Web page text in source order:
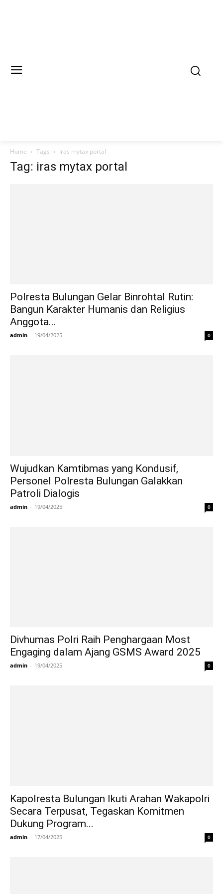
Home Tags Iras mytax portal
Tag: iras mytax portal
Polresta Bulungan Gelar Binrohtal Rutin:
Bangun Karakter Humanis dan Religius
Anggota...
admin - 19/04/2025 0
Wujudkan Kamtibmas yang Kondusif,
Personel Polresta Bulungan Galakkan
Patroli Dialogis
admin - 19/04/2025 0
Divhumas Polri Raih Penghargaan Most
Engaging dalam Ajang GSMS Award 2025
admin - 19/04/2025 0
Kapolresta Bulungan Ikuti Arahan Wakapolri
Secara Terpusat, Tegaskan Komitmen
Dukung Program...
admin - 17/04/2025 0